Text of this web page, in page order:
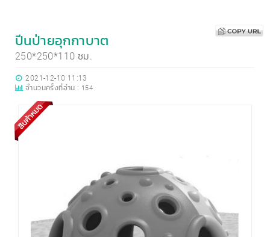
ปีนป่ายอุกกาบาต
250*250*110 ซม.
2021-12-10 11:13
จำนวนครั้งที่อ่าน : 154